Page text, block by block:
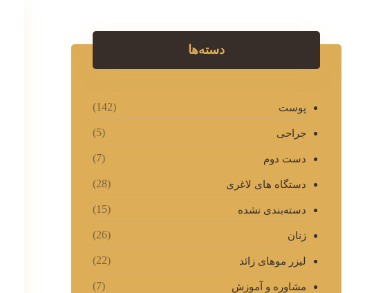
دسته‌ها
پوست (142)
جراحی (5)
دست دوم (7)
دستگاه های لاغری (28)
دسته‌بندی نشده (15)
زنان (26)
لیزر موهای زائد (22)
مشاوره و آموزش (7)